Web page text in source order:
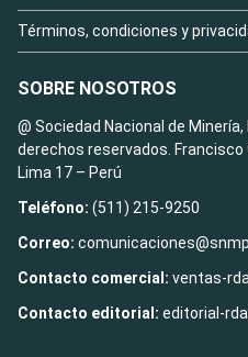
Términos, condiciones y
SOBRE NOSOTROS
@ Sociedad Nacional de
derechos reservados. Francisco
Lima 17 – Perú
Teléfono: (511) 215-9250
Correo:
Contacto comercial: ventas-
Contacto editorial: editorial-